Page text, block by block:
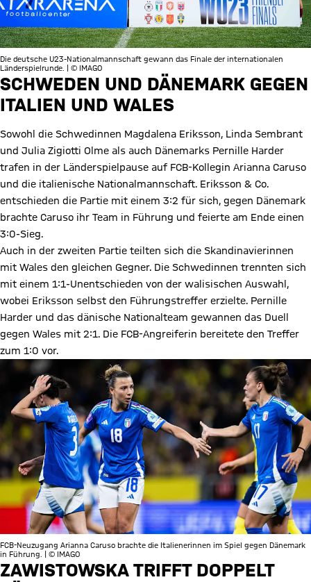
Die deutsche U23-Nationalmannschaft gewann das Finale der internationalen
Länderspielrunde. | © IMAGO
SCHWEDEN UND DÄNEMARK GEGEN
ITALIEN UND WALES
Sowohl die Schwedinnen Magdalena Eriksson, Linda Sembrant
und Julia Zigiotti Olme als auch Dänemarks Pernille Harder
trafen in der Länderspielpause auf FCB-Kollegin Arianna Caruso
und die italienische Nationalmannschaft. Eriksson & Co.
entschieden die Partie mit einem 3:2 für sich, gegen Dänemark
brachte Caruso ihr Team in Führung und feierte am Ende einen
3:0-Sieg.
Auch in der zweiten Partie teilten sich die Skandinavierinnen
mit Wales den gleichen Gegner. Die Schwedinnen trennten sich
mit einem 1:1-Unentschieden von der walisischen Auswahl,
wobei Eriksson selbst den Führungstreffer erzielte. Pernille
Harder und das dänische Nationalteam gewannen das Duell
gegen Wales mit 2:1. Die FCB-Angreiferin bereitete den Treffer
zum 1:0 vor.
FCB-Neuzugang Arianna Caruso brachte die Italienerinnen im Spiel gegen Dänemark
in Führung. | © IMAGO
ZAWISTOWSKA TRIFFT DOPPELT